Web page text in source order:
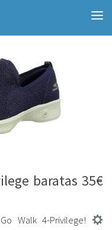
baratas 35€
Walk 4-Privilege!